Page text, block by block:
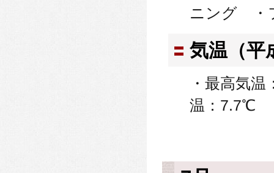
ニング ・
気温（平
・最高気
温：7.7℃